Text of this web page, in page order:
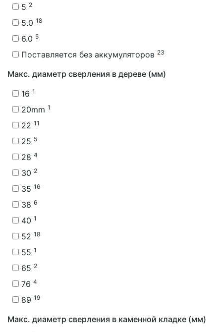
5 2
5.0 18
6.0 5
Поставляется без аккумуляторов 23
Макс. диаметр сверления в дереве (мм)
16 1
20mm 1
22 11
25 5
28 4
30 2
35 16
38 6
40 1
52 18
55 1
65 2
76 4
89 19
Макс. диаметр сверления в каменной кладке (мм)